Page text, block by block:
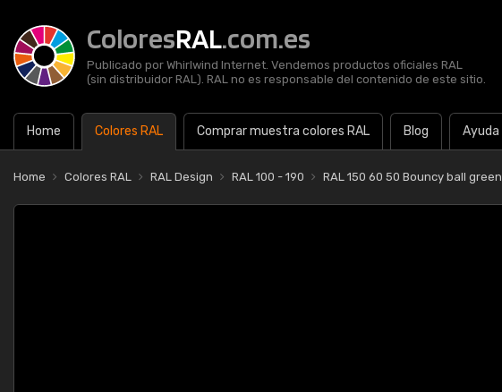
ColoresRAL.com.es
Publicado por Whirlwind Internet. Vendemos productos oficiales RAL
(sin distribuidor RAL). RAL no es responsable del contenido de este sitio.
Home Colores RAL Comprar muestra colores RAL Blog Ayuda
Home Colores RAL RAL Design RAL 100 - 190 RAL 150 60 50 Bouncy ball green